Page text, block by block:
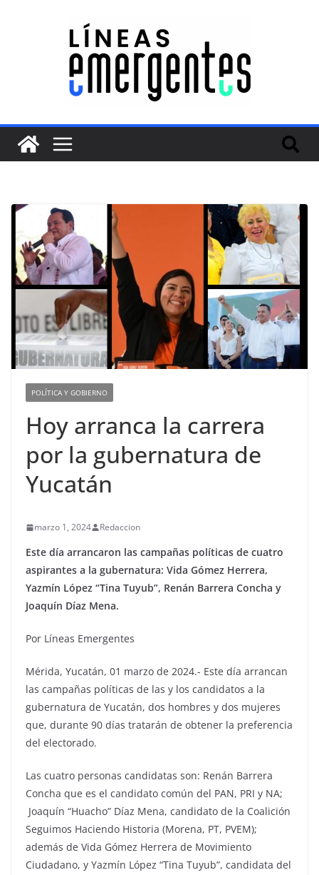
POLÍTICA Y GOBIERNO
Hoy arranca la carrera
por la gubernatura de
Yucatán
marzo 1, 2024 Redaccion
Este día arrancaron las campañas políticas de cuatro
aspirantes a la gubernatura: Vida Gómez Herrera,
Yazmín López “Tina Tuyub”, Renán Barrera Concha y
Joaquín Díaz Mena.
Por Líneas Emergentes
Mérida, Yucatán, 01 marzo de 2024.- Este día arrancan
las campañas políticas de las y los candidatos a la
gubernatura de Yucatán, dos hombres y dos mujeres
que, durante 90 días tratarán de obtener la preferencia
del electorado.
Las cuatro personas candidatas son: Renán Barrera
Concha que es el candidato común del PAN, PRI y NA;
Joaquín “Huacho” Díaz Mena, candidato de la Coalición
Seguimos Haciendo Historia (Morena, PT, PVEM);
además de Vida Gómez Herrera de Movimiento
Ciudadano, y Yazmín López “Tina Tuyub”, candidata del